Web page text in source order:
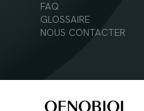
FAQ
GLOSSAIRE
NOUS CONTACTER